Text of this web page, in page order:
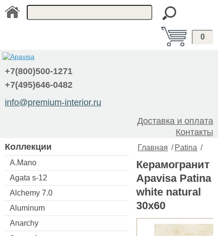
0
+7(800)500-1271
+7(495)646-0482
info@premium-interior.ru
Доставка и оплата
Контакты
Коллекции
A.Mano
Agata s-12
Alchemy 7.0
Aluminum
Anarchy
Главная / Patina /
Керамогранит
Apavisa Patina
white natural
30x60